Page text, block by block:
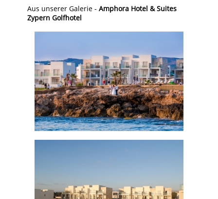
Aus unserer Galerie - Amphora Hotel & Suites
Zypern Golfhotel